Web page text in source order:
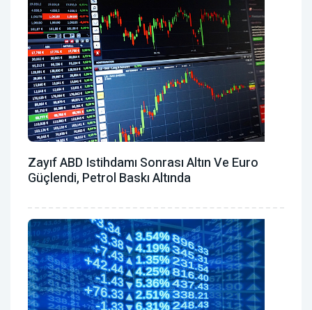
Zayıf ABD Istihdamı Sonrası Altın Ve Euro
Güçlendi, Petrol Baskı Altında